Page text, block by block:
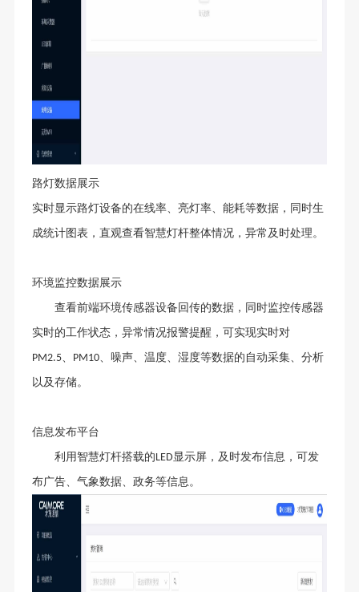
路灯数据展示
实时显示路灯设备的在线率、亮灯率、能耗等数据，同时生
成统计图表，直观查看智慧灯杆整体情况，异常及时处理。
环境监控数据展示
查看前端环境传感器设备回传的数据，同时监控传感器
实时的工作状态，异常情况报警提醒，可实现实时对
PM2.5、 PM10、噪声、温度、湿度等数据的自动采集、分析
以及存储。
信息发布平台
利用智慧灯杆搭载的LED显示屏，及时发布信息，可发
布广告、气象数据、政务等信息。